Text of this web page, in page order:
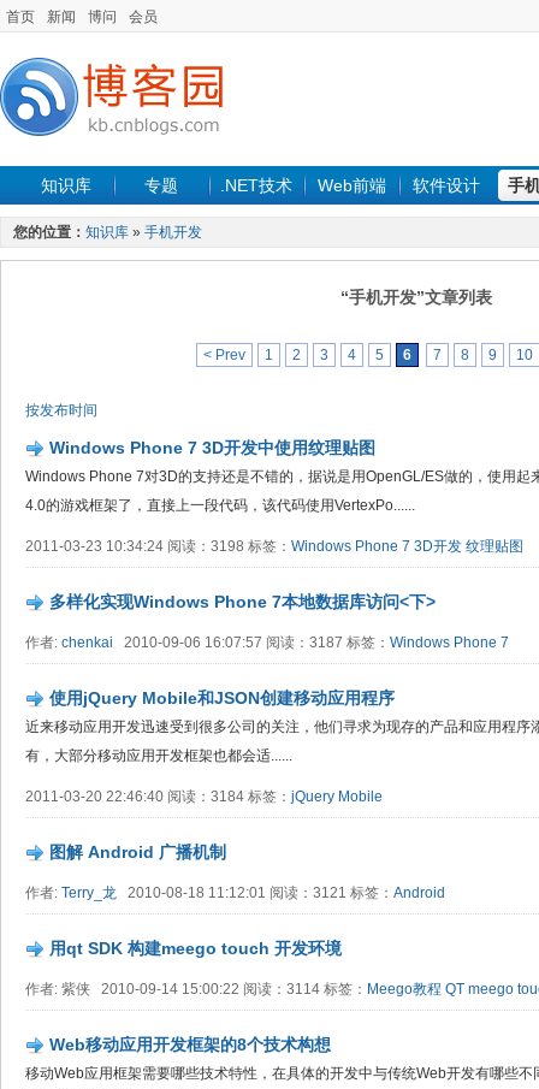
首页 新闻 博问 会员
知识库 专题 .NET技术 Web前端 软件设计 手
您的位置： 知识库 » 手机开发
“手机开发”文章列表
< Prev 1 2 3 4 5 6 7 8 9 10
按发布时间
Windows Phone 7 3D开发中使用纹理贴图
Windows Phone 7对3D的支持还是不错的，据说是用OpenGL/ES做的，使用起
4.0的游戏框架了，直接上一段代码，该代码使用VertexPo......
2011-03-23 10:34:24 阅读：3198 标签： Windows Phone 7 3D开发 纹理贴图
多样化实现Windows Phone 7本地数据库访问<下>
作者: chenkai 2010-09-06 16:07:57 阅读：3187 标签： Windows Phone 7
使用jQuery Mobile和JSON创建移动应用程序
近来移动应用开发迅速受到很多公司的关注，他们寻求为现存的产品和应用程序
有，大部分移动应用开发框架也都会适......
2011-03-20 22:46:40 阅读：3184 标签： jQuery Mobile
图解 Android 广播机制
作者: Terry_龙 2010-08-18 11:12:01 阅读：3121 标签： Android
用qt SDK 构建meego touch 开发环境
作者: 紫侠 2010-09-14 15:00:22 阅读：3114 标签： Meego教程 QT meego
Web移动应用开发框架的8个技术构想
移动Web应用框架需要哪些技术特性，在具体的开发中与传统Web开发有哪些